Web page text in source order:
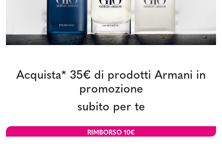
Acquista* 35€ di prodotti Armani in
promozione
subito per te
RIMBORSO 10€